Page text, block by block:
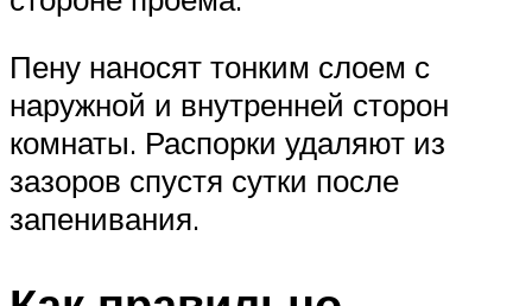
Пену наносят тонким слоем с
наружной и внутренней сторон
комнаты. Распорки удаляют из
зазоров спустя сутки после
запенивания.